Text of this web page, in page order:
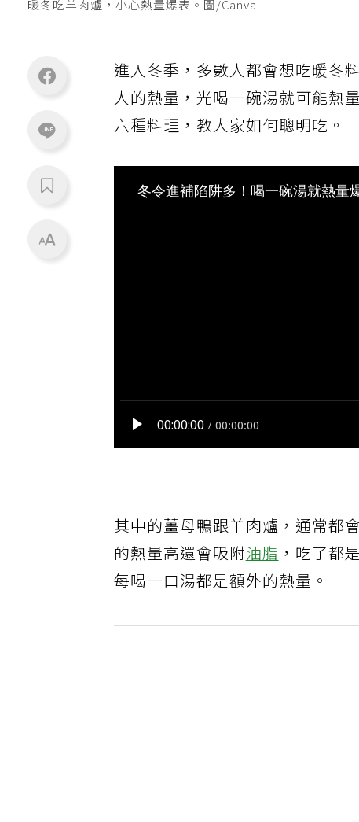
暖冬吃羊肉爐，小心熱量爆表。圖/Canva
進入冬季，多數人都會想吃暖冬
人的熱量，光喝一碗湯就可能熱
六種料理，教大家如何聰明吃。
其中的薑母鴨跟羊肉爐，通常都
的熱量高還會吸附油脂 ，吃了都
每喝一口湯都是額外的熱量。